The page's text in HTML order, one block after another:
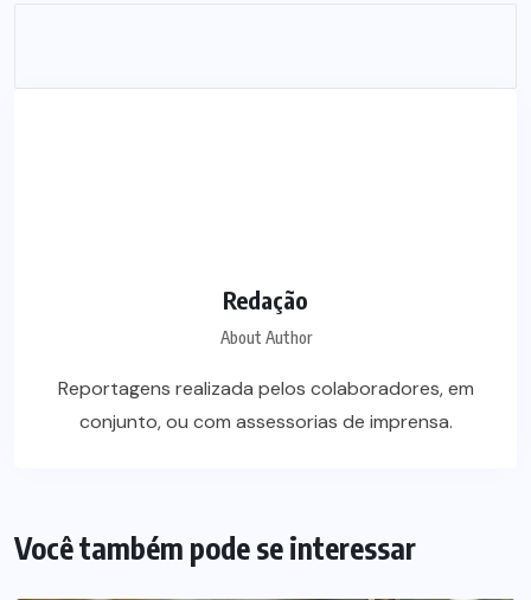
Redação
About Author
Reportagens realizada pelos colaboradores, em
conjunto, ou com assessorias de imprensa.
Você também pode se interessar